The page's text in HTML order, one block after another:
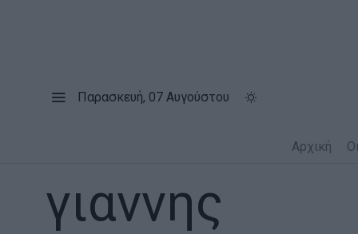
Παρασκευή, 07 Αυγούστου
Αρχική
γιαννης